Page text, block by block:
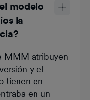
modelo
la
MMM atribuyen
y el
tienen en
en un